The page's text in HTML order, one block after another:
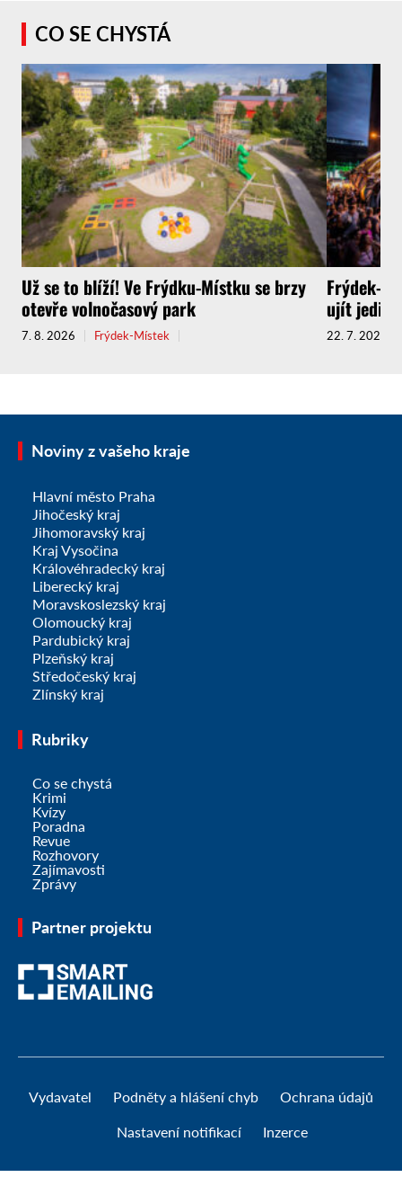
CO SE CHYSTÁ
Už se to blíží! Ve Frýdku-Místku se brzy
otevře volnočasový park
7. 8. 2026 Frýdek-Místek
Frýdek-
ujít
22. 7. 2026
Noviny z vašeho kraje
Hlavní město Praha
Jihočeský kraj
Jihomoravský kraj
Kraj Vysočina
Královéhradecký kraj
Liberecký kraj
Moravskoslezský kraj
Olomoucký kraj
Pardubický kraj
Plzeňský kraj
Středočeský kraj
Zlínský kraj
Rubriky
Co se chystá
Krimi
Kvízy
Poradna
Revue
Rozhovory
Zajímavosti
Zprávy
Partner projektu
Vydavatel Podněty a hlášení chyb Ochrana údajů
Nastavení notifikací Inzerce